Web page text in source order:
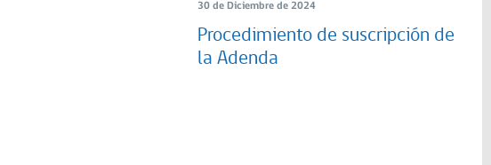
30 de Diciembre de 2024
Procedimiento de suscripción de
la Adenda